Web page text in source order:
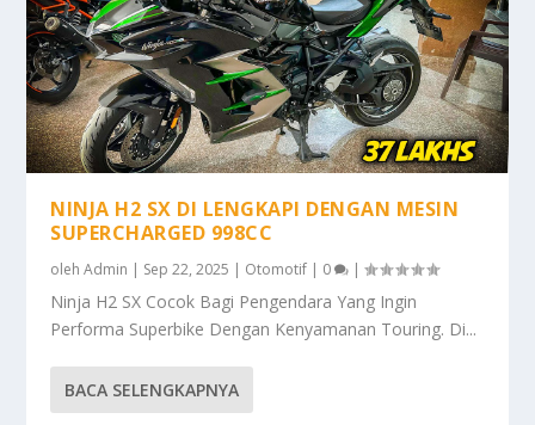
NINJA H2 SX DI LENGKAPI DENGAN MESIN
SUPERCHARGED 998CC
olehAdmin | Sep 22, 2025 | Otomotif | 0 |
Ninja H2 SX Cocok Bagi Pengendara Yang Ingin
Performa Superbike Dengan Kenyamanan Touring. Di...
BACA SELENGKAPNYA